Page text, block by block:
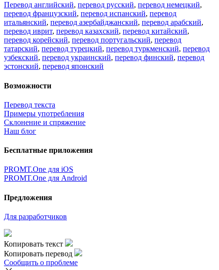
Перевод английский, перевод русский, перевод немецкий,
перевод французский, перевод испанский, перевод
итальянский, перевод азербайджанский, перевод арабский,
перевод иврит, перевод казахский, перевод китайский,
перевод корейский, перевод португальский, перевод
татарский, перевод турецкий, перевод туркменский, перевод
узбекский, перевод украинский, перевод финский, перевод
эстонский, перевод японский
Возможности
Перевод текста
Примеры употребления
Склонение и спряжение
Наш блог
Бесплатные приложения
PROMT.One для iOS
PROMT.One для Android
Предложения
Для разработчиков
Копировать текст
Копировать перевод
Сообщить о проблеме